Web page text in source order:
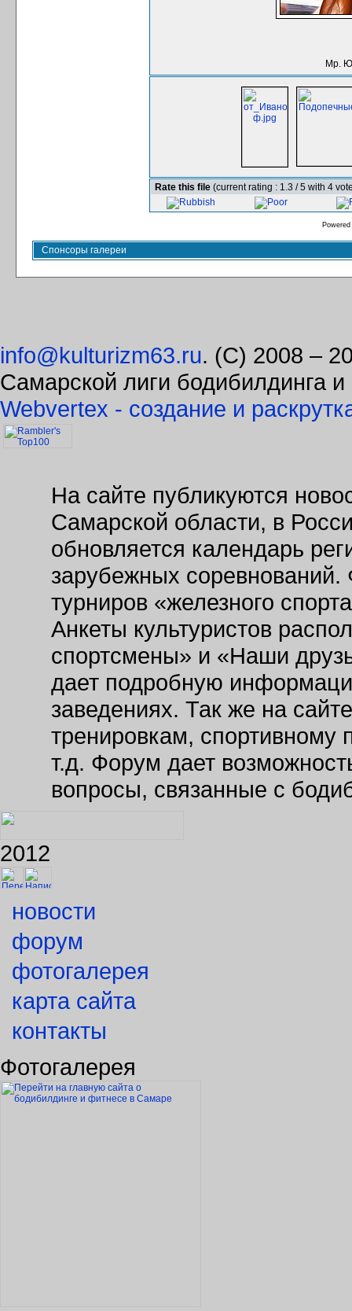
Мр.
Rate this file (current rating : 1.3 / 5 with 4
Спонсоры галереи
info@kulturizm63.ru. (C) 2008 –
Самарской лиги бодибилдинга
Webvertex - создание и
На сайте публикуются
Самарской области, в
обновляется календарь
зарубежных соревнований.
турниров «железного
Анкеты культуристов
спортсмены» и «Наши
дает подробную
заведениях. Так же на
тренировкам, спортивному
т.д. Форум дает
вопросы, связанные с
2012
новости
форум
фотогалерея
карта сайта
контакты
Фотогалерея